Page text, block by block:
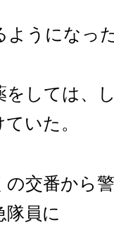
ようになっ
しては、
いた。
交番から
隊員に